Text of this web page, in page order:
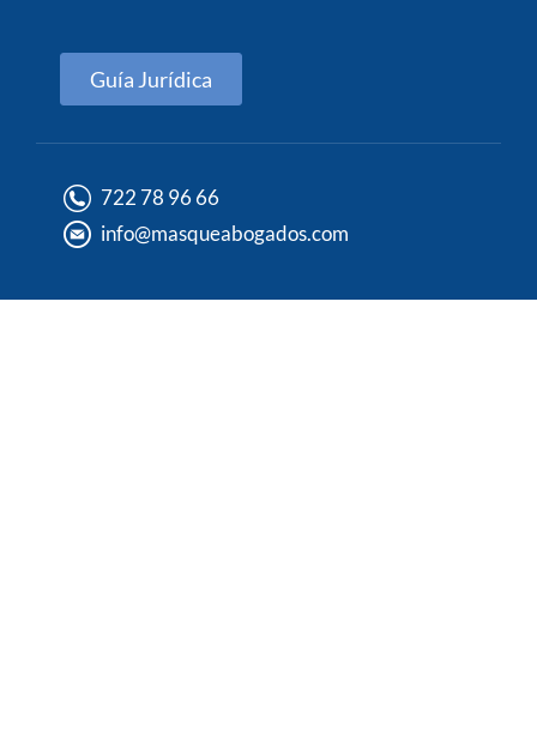
Guía Jurídica
722 78 96 66
info@masqueabogados.com